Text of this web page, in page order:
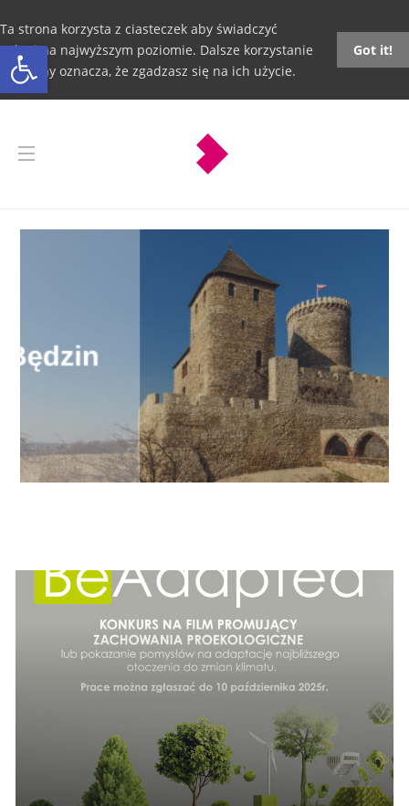
Otwórz pasek narzędzi
Ta strona korzysta z ciasteczek aby świadczyć
usługi na najwyższym poziomie. Dalsze korzystanie
ze strony oznacza, że zgadzasz się na ich użycie.
Got it!
Będzin